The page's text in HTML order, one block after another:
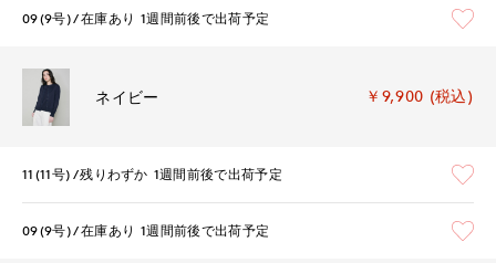
09(9号) 在庫あり 1週間前後で出荷予定
ネイビー ￥9,900 (税込)
11(11号) 残りわずか 1週間前後で出荷予定
09(9号) 在庫あり 1週間前後で出荷予定